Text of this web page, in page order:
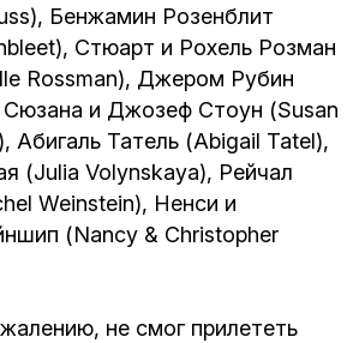
Бенжамин Розенблит
Стюарт и Рохель Розман
Rossman), Джером Рубин
Сюзана и Джозеф Стоун (Susan
Абигаль Татель (Abigail Tatel),
(Julia Volynskaya), Рейчал
Weinstein), Ненси и
(Nancy & Christopher
не смог прилететь